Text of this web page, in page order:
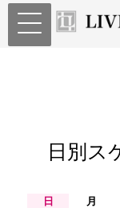
日別ス
日 月